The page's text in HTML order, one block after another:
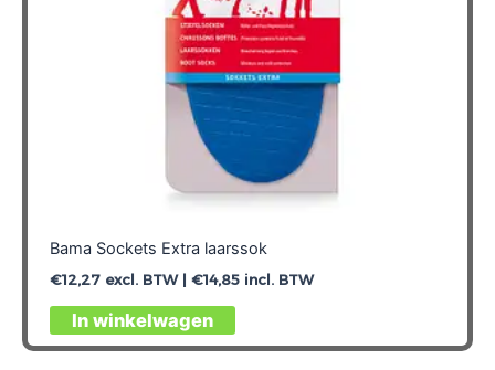
productpagina
Bama Sockets Extra laarssok
€12,27excl. BTW | €14,85incl. BTW
In winkelwagen
Dit
product